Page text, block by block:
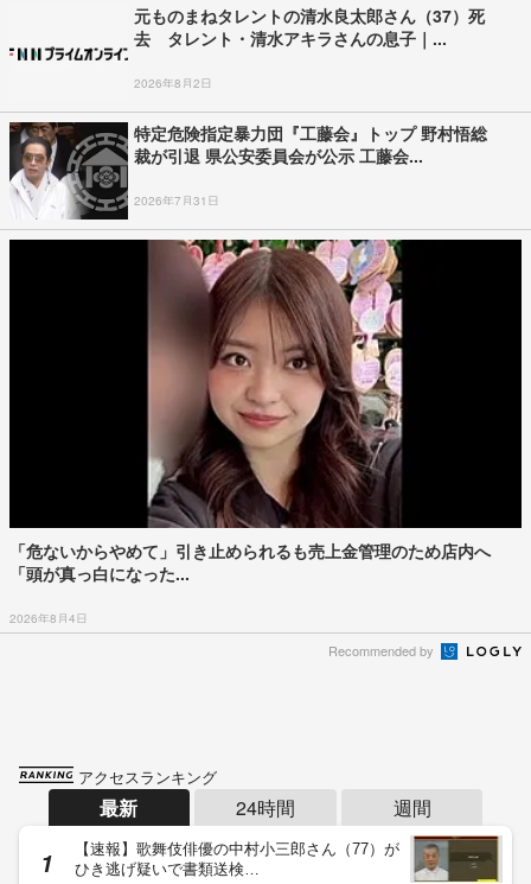
元ものまねタレントの清水良太郎さん（37）死
去 タレント・清水アキラさんの息子｜...
2026年8月2日
特定危険指定暴力団『工藤会』トップ 野村悟総
裁が引退 県公安委員会が公示 工藤会...
2026年7月31日
「危ないからやめて」引き止められるも売上金管理のため店内へ
「頭が真っ白になった...
2026年8月4日
Recommended by
アクセスランキング
最新 24時間 週間
【速報】歌舞伎俳優の中村小三郎さん（77）が
ひき逃げ疑いで書類送検…